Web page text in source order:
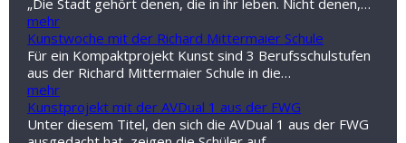
„Die Stadt gehört denen, die in ihr leben. Nicht denen,…
mehr
Kunstwoche mit der Richard Mittermaier Schule
Für ein Kompaktprojekt Kunst sind 3 Berufsschulstufen
aus der Richard Mittermaier Schule in die…
mehr
Kunstprojekt mit der AVDual 1 aus der FWG
Unter diesem Titel, den sich die AVDual 1 aus der FWG